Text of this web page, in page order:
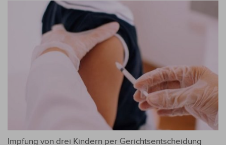
Impfung von drei Kindern per Gerichtsentscheidung